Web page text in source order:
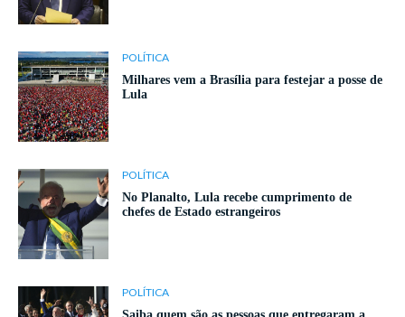
POLÍTICA
Milhares vem a Brasília para festejar a posse de
Lula
POLÍTICA
No Planalto, Lula recebe cumprimento de
chefes de Estado estrangeiros
POLÍTICA